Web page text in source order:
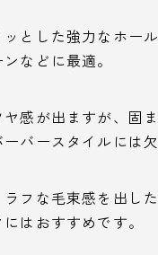
とした強力なホー
などに最適。
感が出ますが、固
バースタイルには欠
フな毛束感を出し
はおすすめです。